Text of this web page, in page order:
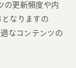
の更新頻度や内
なりますの
なコンテンツの